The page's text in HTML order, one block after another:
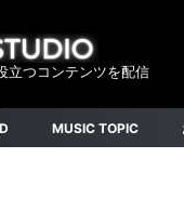
立つコンテンツを配信
MUSIC TOPIC